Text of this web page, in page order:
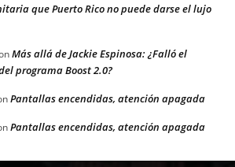
que Puerto Rico no puede darse el lujo
Más allá de Jackie Espinosa: ¿Falló el
programa Boost 2.0?
Pantallas encendidas, atención apagada
Pantallas encendidas, atención apagada